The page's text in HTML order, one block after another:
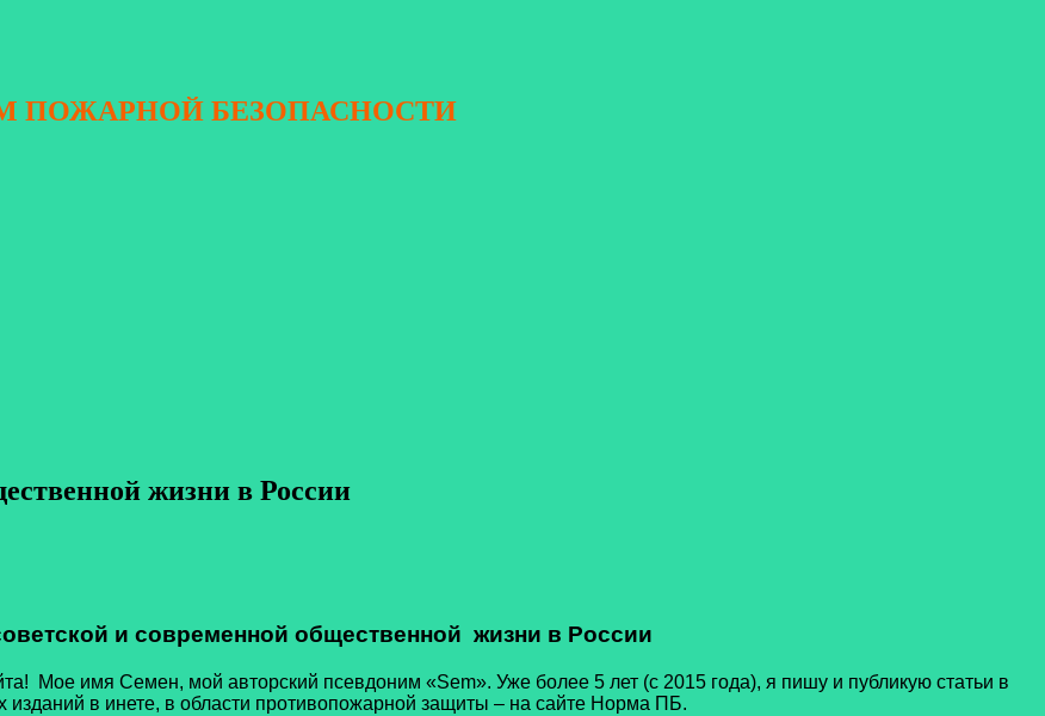
ПОЖАРНОЙ БЕЗОПАСНОСТИ
жизни в России
и современной общественной жизни в России
имя Семен, мой авторский псевдоним «Sem». Уже более 5 лет (с 2015 года), я пишу и публикую статьи в
в инете, в области противопожарной защиты – на сайте Норма ПБ.